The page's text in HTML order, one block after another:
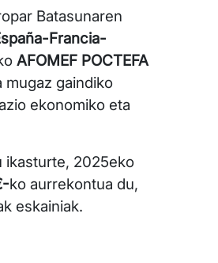
Batasunaren
Francia-
AFOMEF POCTEFA
mugaz gaindiko
ekonomiko eta
ikasturte, 2025eko
ko aurrekontua du,
eskainiak.